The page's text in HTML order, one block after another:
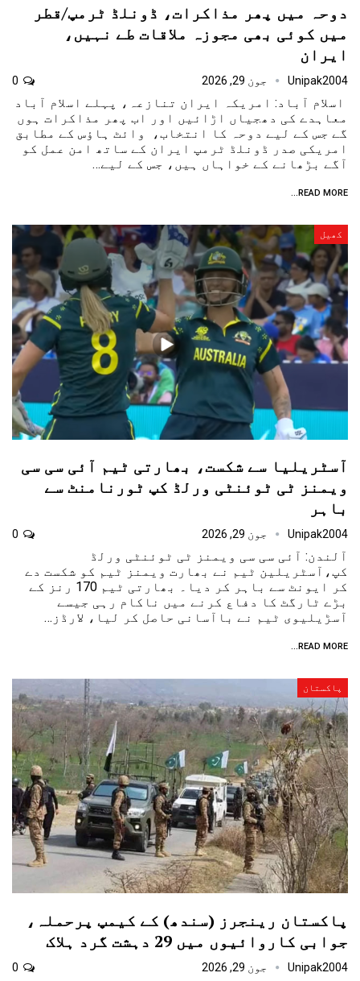
دوحہ میں پھر مذاکرات، ڈونلڈ ٹرمپ/قطر
میں کوئی بھی مجوزہ ملاقات طے نہیں،
ایران
Unipak2004 جون 29, 2026
اسلام آباد: امریکہ ایران تنازعہ، پہلے اسلام آباد
معاہدے کی دھجیاں اڑائیں اور اب پھر مذاکرات ہوں
گے جس کے لیے دوحہ کا انتخاب، وائٹ ہاؤس کے مطابق
امریکی صدر ڈونلڈ ٹرمپ ایران کے ساتھ امن عمل کو
آگے بڑھانے کے خواہاں ہیں، جس کے لیے…
READ MORE...
کھیل
آسٹریلیا سے شکست، بھارتی ٹیم آئی سی سی
ویمنز ٹی ٹوئنٹی ورلڈ کپ ٹورنامنٹ سے
باہر
Unipak2004 جون 29, 2026
آلندن: آئی سی سی ویمنز ٹی ٹوئنٹی ورلڈ
کپ،آسٹریلین ٹیم نے بھارت ویمنز ٹیم کو شکست دے
کر ایونٹ سے باہر کر دیا۔ بھارتی ٹیم 170 رنز کے
بڑے ٹارگٹ کا دفاع کرنے میں ناکام رہی جیسے
آسڑیلیوی ٹیم نے باآسانی حاصل کر لیا، لارڈز…
READ MORE...
پاکستان
پاکستان رینجرز (سندھ) کے کیمپ پرحملہ،
جوابی کاروائیوں میں 29 دہشت گرد ہلاک
Unipak2004 جون 29, 2026